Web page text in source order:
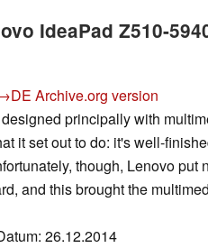
IdeaPad Z510-
Archive.org version
principally with
it set out to do: it's well-
though, Lenovo put
and this brought the
26.12.2014